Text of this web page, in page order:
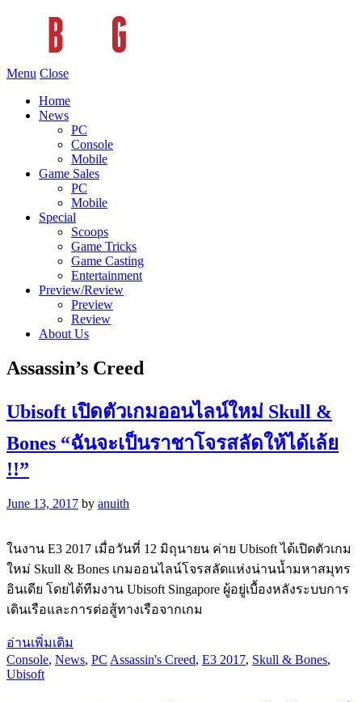
Menu Close
Home
News
PC
Console
Mobile
Game Sales
PC
Mobile
Special
Scoops
Game Tricks
Game Casting
Entertainment
Preview/Review
Preview
Review
About Us
Assassin’s Creed
Ubisoft เปิดตัวเกมออนไลน์ใหม่ Skull &
Bones “ฉันจะเป็นราชาโจรสลัดให้ได้เล้ย
!!”
June 13, 2017 by anuith
ในงาน E3 2017 เมื่อวันที่ 12 มิถุนายน ค่าย Ubisoft ได้เปิดตัวเกม
ใหม่ Skull & Bones เกมออนไลน์โจรสลัดแห่งน่านน้ำมหาสมุทร
อินเดีย โดยได้ทีมงาน Ubisoft Singapore ผู้อยู่เบื้องหลังระบบการ
เดินเรือและการต่อสู้ทางเรือจากเกม
อ่านเพิ่มเติม
Console, News, PC Assassin's Creed, E3 2017, Skull & Bones,
Ubisoft